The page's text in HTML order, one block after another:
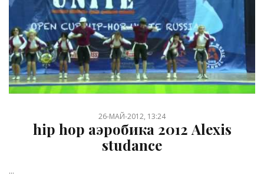
26-МАЙ-2012, 13:24
hip hop аэробика 2012 Alexis
studance
...